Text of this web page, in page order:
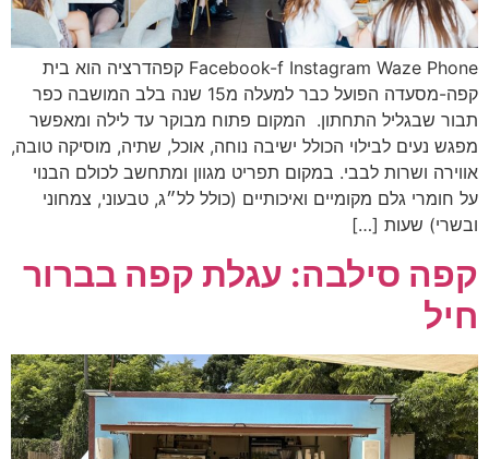
Facebook-f Instagram Waze Phone קפהדרציה הוא בית
קפה-מסעדה הפועל כבר למעלה מ15 שנה בלב המושבה כפר
תבור שבגליל התחתון. המקום פתוח מבוקר עד לילה ומאפשר
מפגש נעים לבילוי הכולל ישיבה נוחה, אוכל, שתיה, מוסיקה טובה,
אווירה ושרות לבבי. במקום תפריט מגוון ומתחשב לכולם הבנוי
על חומרי גלם מקומיים ואיכותיים (כולל לל״ג, טבעוני, צמחוני
ובשרי) שעות […]
קפה סילבה: עגלת קפה בברור
חיל